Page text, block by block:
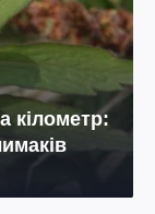
кілометр: